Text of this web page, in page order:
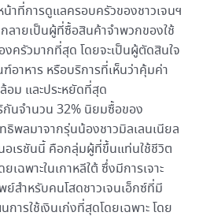
าที่การดูแลครอบครัวของชาวเจนฯ
กลายเป็นผู้ที่ซื้อสินค้าจำพวกของใช้
งครัวมากที่สุด โดยจะเป็นผู้ตัดสินใจ
อาหาร หรือบริการที่เห็นว่าคุ้มค่า
อม และประหยัดที่สุด
กันจำนวน 32% นิยมซื้อของ
ธิพลมาจากรุ่นน้องชาวมิลเลนเนียล
อเรชันนี้ คือกลุ่มผู้ที่ขึ้นแท่นใช้ชีวิต
เฉพาะในเกาหลีใต้ ซึ่งมีการเจาะ
สำหรับคนโสดชาวเจนเอ็กซ์ที่มี
การใช้เงินเก่งที่สุดโดยเฉพาะ โดย